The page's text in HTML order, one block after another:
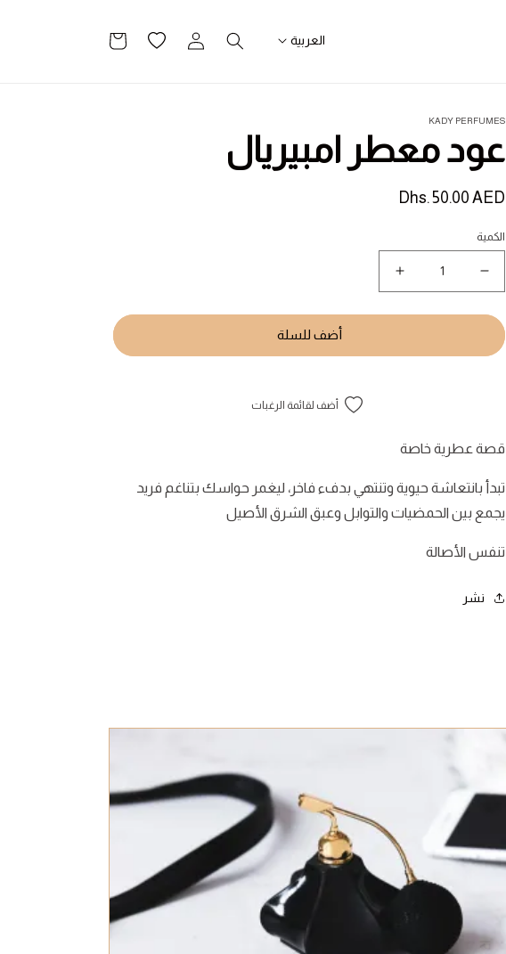
العربية
تسجيل
الدخول
قائمة
الرغبات
التسوق
KADY PERFUMES
عود معطر امبيريال
السعر
Dhs. 50.00 AED
الكمية
كمية
عود
زيادة
كمية
عود
أضف للسلة
أضف لقائمة الرغبات
قصة عطرية خاصة
تبدأ بانتعاشة حيوية وتنتهي بدفء فاخر، ليغمر حواسك بتناغم فريد
يجمع بين الحمضيات والتوابل وعبق الشرق الأصيل
تنفس الأصالة
نشر